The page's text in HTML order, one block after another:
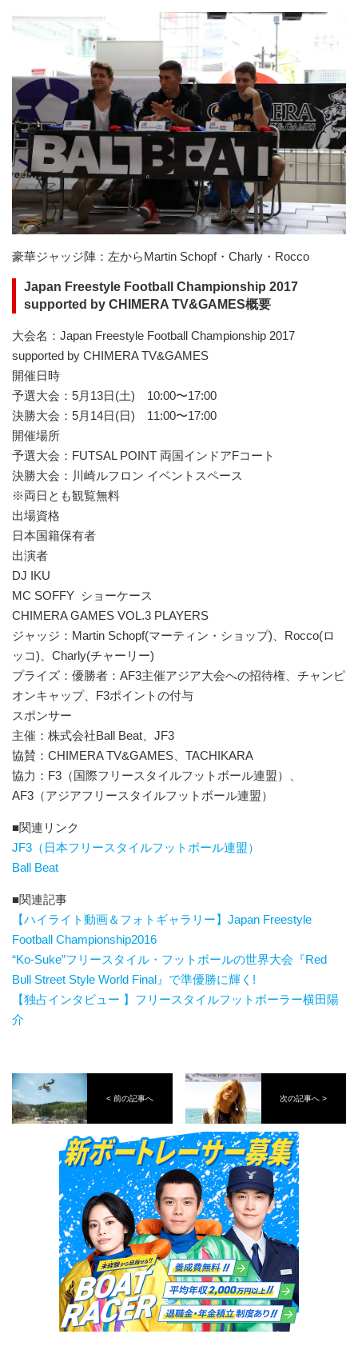
豪華ジャッジ陣：左からMartin Schopf・Charly・Rocco
Japan Freestyle Football Championship 2017
supported by CHIMERA TV&GAMES概要
大会名：Japan Freestyle Football Championship 2017
supported by CHIMERA TV&GAMES
開催日時
予選大会：5月13日(土) 10:00〜17:00
決勝大会：5月14日(日) 11:00〜17:00
開催場所
予選大会：FUTSAL POINT 両国インドアFコート
決勝大会：川崎ルフロン イベントスペース
※両日とも観覧無料
出場資格
日本国籍保有者
出演者
DJ IKU
MC SOFFY ショーケース
CHIMERA GAMES VOL.3 PLAYERS
ジャッジ：Martin Schopf(マーティン・ショップ)、Rocco(ロ
ッコ)、Charly(チャーリー)
プライズ：優勝者：AF3主催アジア大会への招待権、チャンピ
オンキャップ、F3ポイントの付与
スポンサー
主催：株式会社Ball Beat、JF3
協賛：CHIMERA TV&GAMES、TACHIKARA
協力：F3（国際フリースタイルフットボール連盟）、
AF3（アジアフリースタイルフットボール連盟）
■関連リンク
JF3（⽇本フリースタイルフットボール連盟）
Ball Beat
■関連記事
【ハイライト動画＆フォトギャラリー】Japan Freestyle
Football Championship2016
“Ko-Suke”フリースタイル・フットボールの世界大会『Red
Bull Street Style World Final』で準優勝に輝く!
【独占インタビュー 】フリースタイルフットボーラー横田陽
介
< 前の記事へ 次の記事へ >